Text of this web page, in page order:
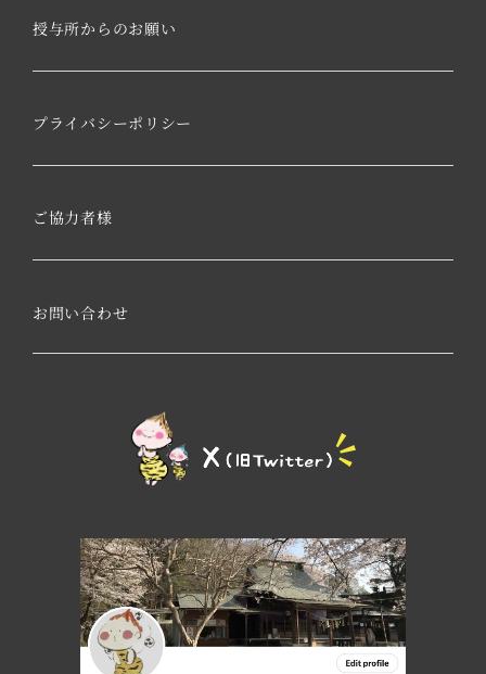
授与所からのお願い
プライバシーポリシー
ご協力者様
お問い合わせ